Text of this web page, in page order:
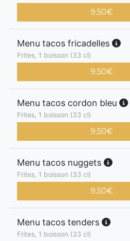
9.50€
Menu tacos fricadelles
Frites, 1 boisson (33 cl)
9.50€
Menu tacos cordon bleu
Frites, 1 boisson (33 cl)
9.50€
Menu tacos nuggets
Frites, 1 boisson (33 cl)
9.50€
Menu tacos tenders
Frites, 1 boisson (33 cl)